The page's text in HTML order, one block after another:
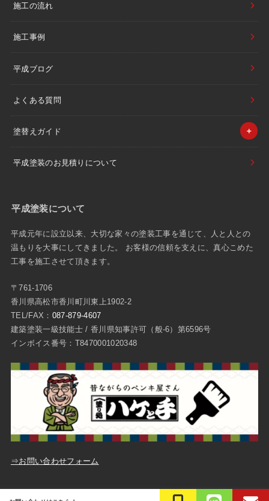
施工の流れ
施工事例
平成ブログ
よくある質問
塗替えガイド
平成塗装のお見積りについて
平成塗装について
平成元年に設立以来、大切な家々の塗装工事を通じて、人と人との
温もりを大事にしてきました。 お客様の信頼を支えに、真心こめた
工事を施工させて頂きます。
〒761-1706
香川県高松市香川町川東上1902-2
TEL/FAX： 087-879-4607
建築塗装一級技能士 / 香川県知事許可（般-6）第6596号
インボイス番号：T8470001020348
⇒お問い合わせフォーム
プライバシーポリシー